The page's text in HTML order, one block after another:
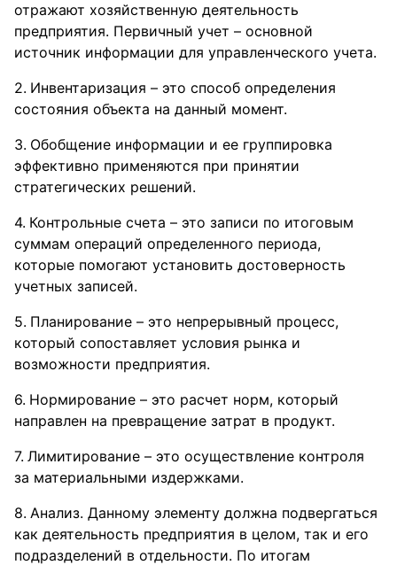
отражают хозяйственную деятельность
предприятия. Первичный учет – основной
источник информации для управленческого учета.
Инвентаризация – это способ определения
состояния объекта на данный момент.
Обобщение информации и ее группировка
эффективно применяются при принятии
стратегических решений.
Контрольные счета – это записи по итоговым
суммам операций определенного периода,
которые помогают установить достоверность
учетных записей.
Планирование – это непрерывный процесс,
который сопоставляет условия рынка и
возможности предприятия.
Нормирование – это расчет норм, который
направлен на превращение затрат в продукт.
Лимитирование – это осуществление контроля
за материальными издержками.
Анализ. Данному элементу должна подвергаться
как деятельность предприятия в целом, так и его
подразделений в отдельности. По итогам